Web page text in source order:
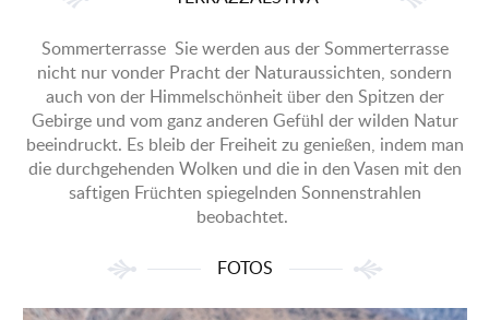
Sommerterrasse Sie werden aus der Sommerterrasse
nicht nur vonder Pracht der Naturaussichten, sondern
auch von der Himmelschönheit über den Spitzen der
Gebirge und vom ganz anderen Gefühl der wilden Natur
beeindruckt. Es bleib der Freiheit zu genießen, indem man
die durchgehenden Wolken und die in den Vasen mit den
saftigen Früchten spiegelnden Sonnenstrahlen
beobachtet.
FOTOS